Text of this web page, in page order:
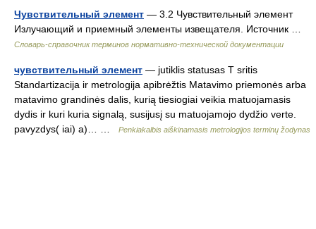
Чувствительный элемент — 3.2 Чувствительный элемент
Излучающий и приемный элементы извещателя. Источник …
Словарь-справочник терминов нормативно-технической документации
чувствительный элемент — jutiklis statusas T sritis
Standartizacija ir metrologija apibrėžtis Matavimo priemonės arba
matavimo grandinės dalis, kurią tiesiogiai veikia matuojamasis
dydis ir kuri kuria signalą, susijusį su matuojamojo dydžio verte.
pavyzdys( iai) a)… …
Penkiakalbis aiškinamasis metrologijos terminų žodynas